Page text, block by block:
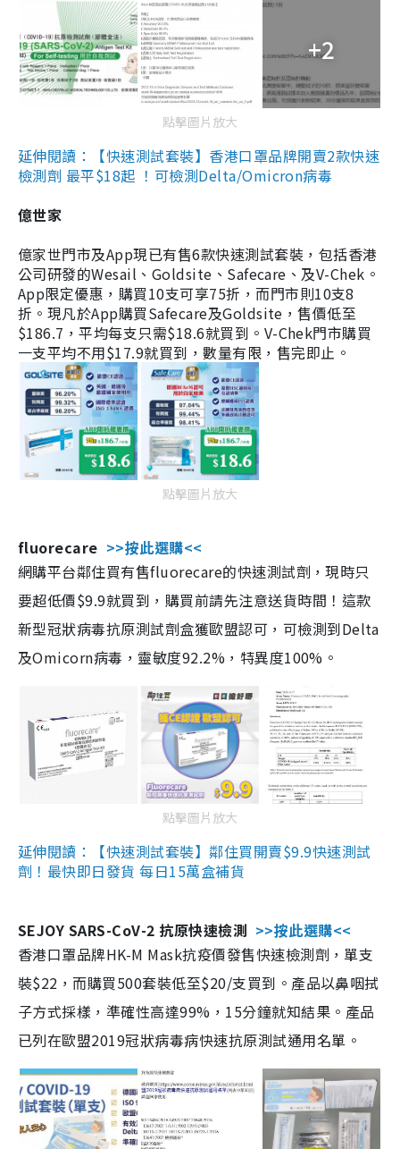
+2
點擊圖片放大
延伸閱讀：【快速測試套裝】香港口罩品牌開賣2款快速
檢測劑 最平$18起 ！可檢測Delta/Omicron病毒
億世家
億家世門市及App現已有售6款快速測試套裝，包括香港
公司研發的Wesail、Goldsite、Safecare、及V-Chek。
App限定優惠，購買10支可享75折，而門市則10支8
折。現凡於App購買Safecare及Goldsite，售價低至
$186.7，平均每支只需$18.6就買到。V-Chek門市購買
一支平均不用$17.9就買到，數量有限，售完即止。
點擊圖片放大
fluorecare >>按此選購<<
網購平台鄰住買有售fluorecare的快速測試劑，現時只
要超低價$9.9就買到，購買前請先注意送貨時間！這款
新型冠狀病毒抗原測試劑盒獲歐盟認可，可檢測到Delta
及Omicorn病毒，靈敏度92.2%，特異度100%。
點擊圖片放大
延伸閱讀：【快速測試套裝】鄰住買開賣$9.9快速測試
劑！最快即日發貨 每日15萬盒補貨
SEJOY SARS-CoV-2 抗原快速檢測 >>按此選購<<
香港口罩品牌HK-M Mask抗疫價發售快速檢測劑，單支
裝$22，而購買500套裝低至$20/支買到。產品以鼻咽拭
子方式採樣，準確性高達99%，15分鐘就知結果。產品
已列在歐盟2019冠狀病毒病快速抗原測試通用名單。